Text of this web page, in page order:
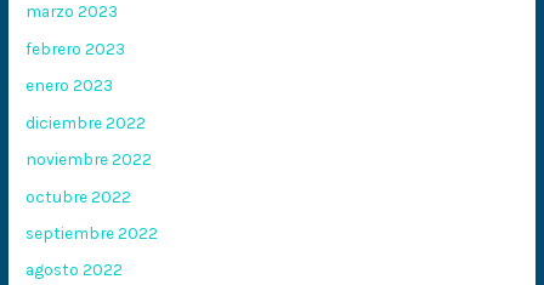
marzo 2023
febrero 2023
enero 2023
diciembre 2022
noviembre 2022
octubre 2022
septiembre 2022
agosto 2022